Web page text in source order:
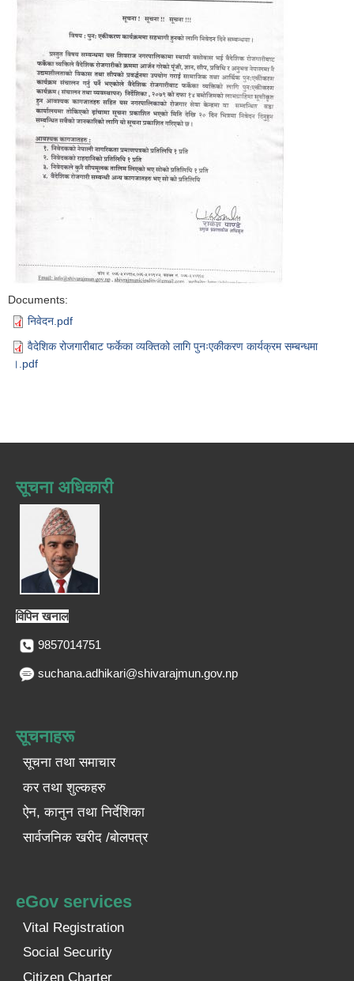
Documents:
निवेदन.pdf
वैदेशिक रोजगारीबाट फर्केका व्यक्तिको लागि पुनःएकीकरण कार्यक्रम सम्बन्धमा
।.pdf
सूचना अधिकारी
विपिन खनाल
9857014751
suchana.adhikari@shivarajmun.gov.np
सूचनाहरू
सूचना तथा समाचार
कर तथा शुल्कहरु
ऐन, कानुन तथा निर्देशिका
सार्वजनिक खरीद /बोलपत्र
eGov services
Vital Registration
Social Security
Citizen Charter